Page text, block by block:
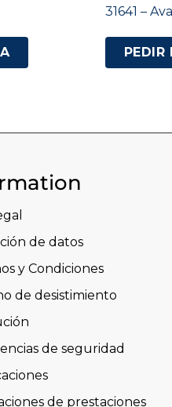
31641 –
PEDIR
de datos
y Condiciones
de desistimiento
de seguridad
de prestaciones